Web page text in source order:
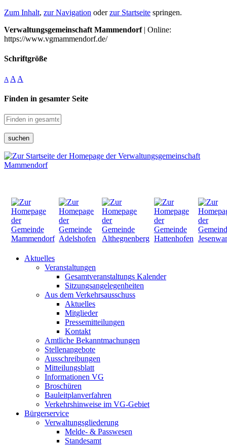
Zum Inhalt, zur Navigation oderzur Startseite springen.
Verwaltungsgemeinschaft Mammendorf| Online:
https://www.vgmammendorf.de/
Schriftgröße
A A A
Finden in gesamter Seite
suchen
Aktuelles
Veranstaltungen
Gesamtveranstaltungs Kalender
Sitzungsangelegenheiten
Aus dem Verkehrsausschuss
Aktuelles
Mitglieder
Pressemitteilungen
Kontakt
Amtliche Bekanntmachungen
Stellenangebote
Ausschreibungen
Mitteilungsblatt
Informationen VG
Broschüren
Bauleitplanverfahren
Verkehrshinweise im VG-Gebiet
Bürgerservice
Verwaltungsgliederung
Melde- & Passwesen
Standesamt